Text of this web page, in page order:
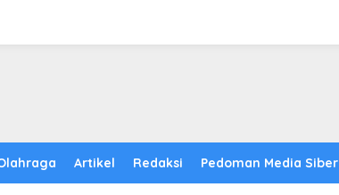
Artikel Redaksi Pedoman Media Siber